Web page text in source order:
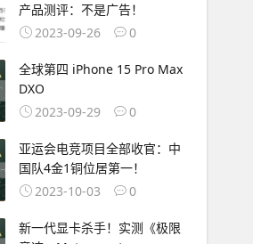
产品测评：不是广告！
2023-09-26
0
全球第四 iPhone 15 Pro Max
DXO
2023-09-29
0
亚运会电竞项目全部收官：中
国队4金1铜位居第一！
2023-10-03
0
新一代显卡杀手！实测《极限